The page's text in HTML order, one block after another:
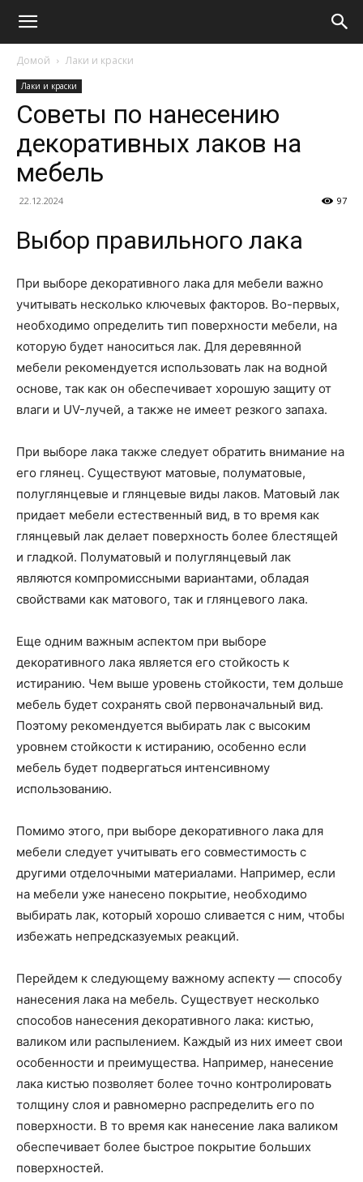
Домой Лаки и краски
Лаки и краски
Советы по нанесению
декоративных лаков на
мебель
22.12.2024 97
Выбор правильного лака
При выборе декоративного лака для мебели важно
учитывать несколько ключевых факторов. Во-первых,
необходимо определить тип поверхности мебели, на
которую будет наноситься лак. Для деревянной
мебели рекомендуется использовать лак на водной
основе, так как он обеспечивает хорошую защиту от
влаги и UV-лучей, а также не имеет резкого запаха.
При выборе лака также следует обратить внимание на
его глянец. Существуют матовые, полуматовые,
полуглянцевые и глянцевые виды лаков. Матовый лак
придает мебели естественный вид, в то время как
глянцевый лак делает поверхность более блестящей
и гладкой. Полуматовый и полуглянцевый лак
являются компромиссными вариантами, обладая
свойствами как матового, так и глянцевого лака.
Еще одним важным аспектом при выборе
декоративного лака является его стойкость к
истиранию. Чем выше уровень стойкости, тем дольше
мебель будет сохранять свой первоначальный вид.
Поэтому рекомендуется выбирать лак с высоким
уровнем стойкости к истиранию, особенно если
мебель будет подвергаться интенсивному
использованию.
Помимо этого, при выборе декоративного лака для
мебели следует учитывать его совместимость с
другими отделочными материалами. Например, если
на мебели уже нанесено покрытие, необходимо
выбирать лак, который хорошо сливается с ним, чтобы
избежать непредсказуемых реакций.
Перейдем к следующему важному аспекту — способу
нанесения лака на мебель. Существует несколько
способов нанесения декоративного лака: кистью,
валиком или распылением. Каждый из них имеет свои
особенности и преимущества. Например, нанесение
лака кистью позволяет более точно контролировать
толщину слоя и равномерно распределить его по
поверхности. В то время как нанесение лака валиком
обеспечивает более быстрое покрытие больших
поверхностей.